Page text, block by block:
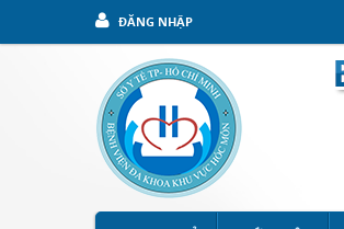
ĐĂNG NHẬP